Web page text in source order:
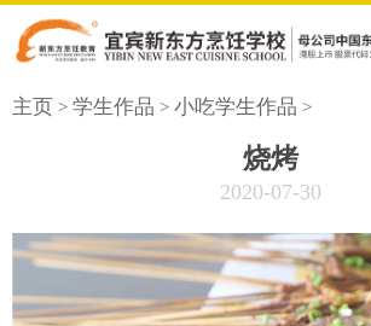
主页 > 学生作品 > 小吃学生作品 >
烧烤
2020-07-30